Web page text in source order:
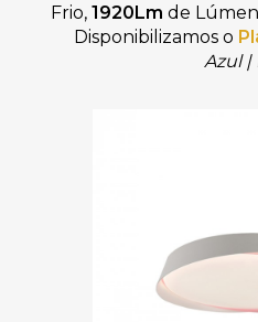
Frio, 1920Lm de
Disponibilizamos o
Azul |